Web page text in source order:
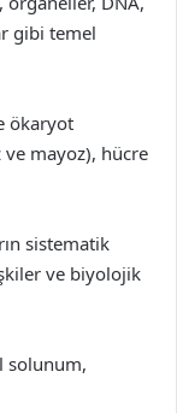
gibi temel
ökaryot
ve mayoz), hücre
sistematik
ve biyolojik
solunum,